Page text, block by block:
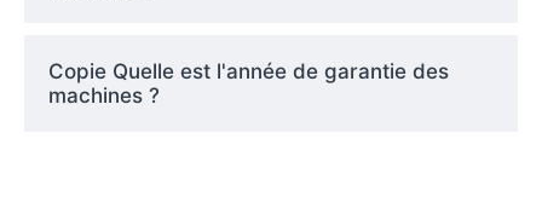
Copie Quelle est l'année de garantie des
machines ?